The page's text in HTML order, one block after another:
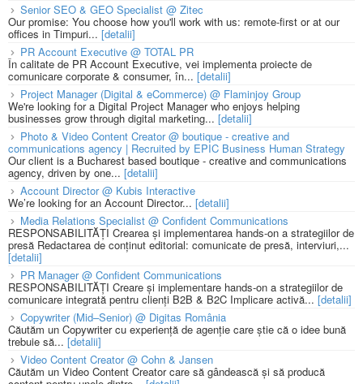
Senior SEO & GEO Specialist @ Zitec
Our promise: You choose how you'll work with us: remote-first or at our
offices in Timpuri... [detalii]
PR Account Executive @ TOTAL PR
În calitate de PR Account Executive, vei implementa proiecte de
comunicare corporate & consumer, în... [detalii]
Project Manager (Digital & eCommerce) @ Flaminjoy Group
We're looking for a Digital Project Manager who enjoys helping
businesses grow through digital marketing... [detalii]
Photo & Video Content Creator @ boutique - creative and
communications agency | Recruited by EPIC Business Human Strategy
Our client is a Bucharest based boutique - creative and communications
agency, driven by one... [detalii]
Account Director @ Kubis Interactive
We’re looking for an Account Director... [detalii]
Media Relations Specialist @ Confident Communications
RESPONSABILITĂȚI Crearea și implementarea hands-on a strategiilor de
presă Redactarea de conținut editorial: comunicate de presă, interviuri,...
[detalii]
PR Manager @ Confident Communications
RESPONSABILITĂȚI Creare și implementare hands-on a strategiilor de
comunicare integrată pentru clienți B2B & B2C Implicare activă... [detalii]
Copywriter (Mid–Senior) @ Digitas România
Căutăm un Copywriter cu experiență de agenție care știe că o idee bună
trebuie să... [detalii]
Video Content Creator @ Cohn & Jansen
Căutăm un Video Content Creator care să gândească și să producă